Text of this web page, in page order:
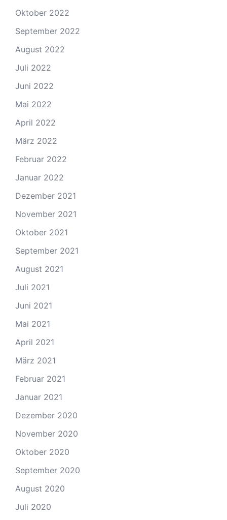
Oktober 2022
September 2022
August 2022
Juli 2022
Juni 2022
Mai 2022
April 2022
März 2022
Februar 2022
Januar 2022
Dezember 2021
November 2021
Oktober 2021
September 2021
August 2021
Juli 2021
Juni 2021
Mai 2021
April 2021
März 2021
Februar 2021
Januar 2021
Dezember 2020
November 2020
Oktober 2020
September 2020
August 2020
Juli 2020